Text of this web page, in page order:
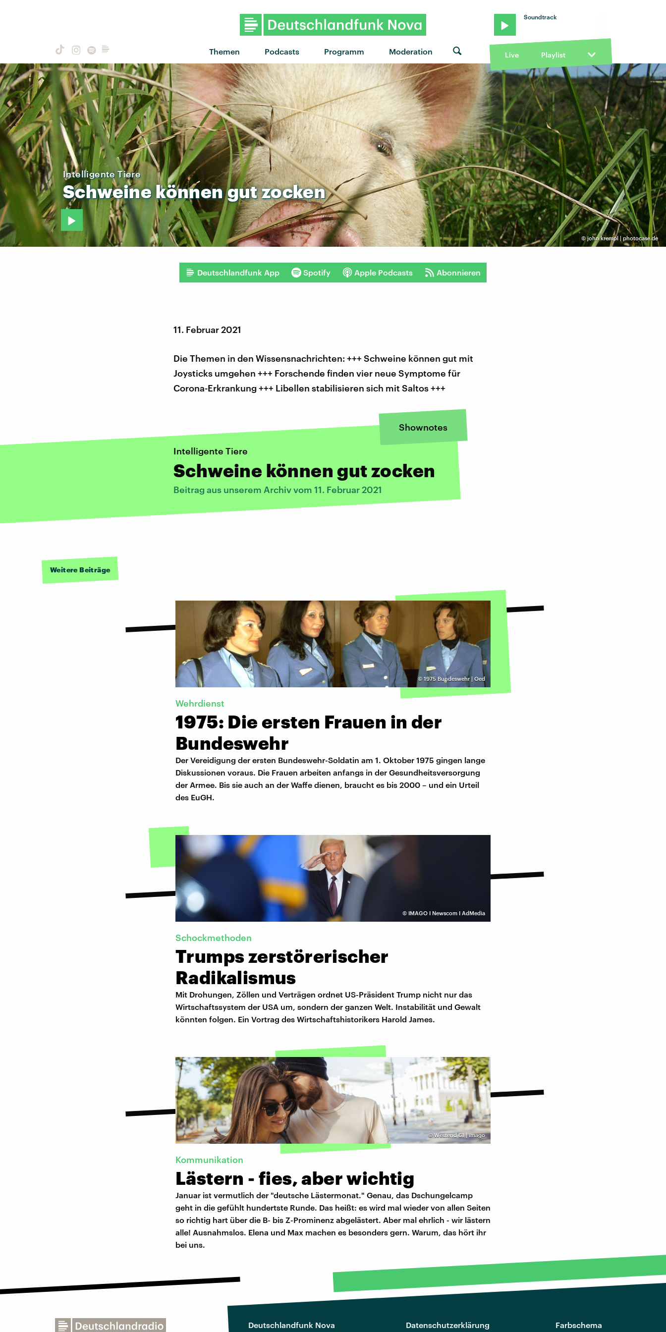
Themen Podcasts Programm Moderation
Soundtrack
Live Playlist
©john krempl | photocase.de
Intelligente Tiere
Schweinekönnengutzocken
Deutschlandfunk App Spotify Apple Podcasts Abonnieren
11. Februar 2021
Die Themen in den Wissensnachrichten: +++ Schweine können gut mit
Joysticks umgehen +++ Forschende finden vier neue Symptome für
Corona-Erkrankung +++ Libellen stabilisieren sich mit Saltos +++
Shownotes
Intelligente Tiere
Schweine können gut zocken
Beitrag aus unserem Archiv vom 11. Februar 2021
Weitere Beiträge
© 1975 Bundeswehr | Oed
Wehrdienst
1975: Die ersten Frauen in der
Bundeswehr
Der Vereidigung der ersten Bundeswehr-Soldatin am 1. Oktober 1975 gingen lange
Diskussionen voraus. Die Frauen arbeiten anfangs in der Gesundheitsversorgung
der Armee. Bis sie auch an der Waffe dienen, braucht es bis 2000 – und ein Urteil
des EuGH.
© IMAGO I Newscom I AdMedia
Schockmethoden
Trumps zerstörerischer
Radikalismus
Mit Drohungen, Zöllen und Verträgen ordnet US-Präsident Trump nicht nur das
Wirtschaftssystem der USA um, sondern der ganzen Welt. Instabilität und Gewalt
könnten folgen. Ein Vortrag des Wirtschaftshistorikers Harold James.
© Westend 61 | imago
Kommunikation
Lästern - fies, aber wichtig
Januar ist vermutlich der "deutsche Lästermonat." Genau, das Dschungelcamp
geht in die gefühlt hundertste Runde. Das heißt: es wird mal wieder von allen Seiten
so richtig hart über die B- bis Z-Prominenz abgelästert. Aber mal ehrlich - wir lästern
alle! Ausnahmslos. Elena und Max machen es besonders gern. Warum, das hört ihr
bei uns.
Deutschlandfunk Nova Datenschutzerklärung Farbschema